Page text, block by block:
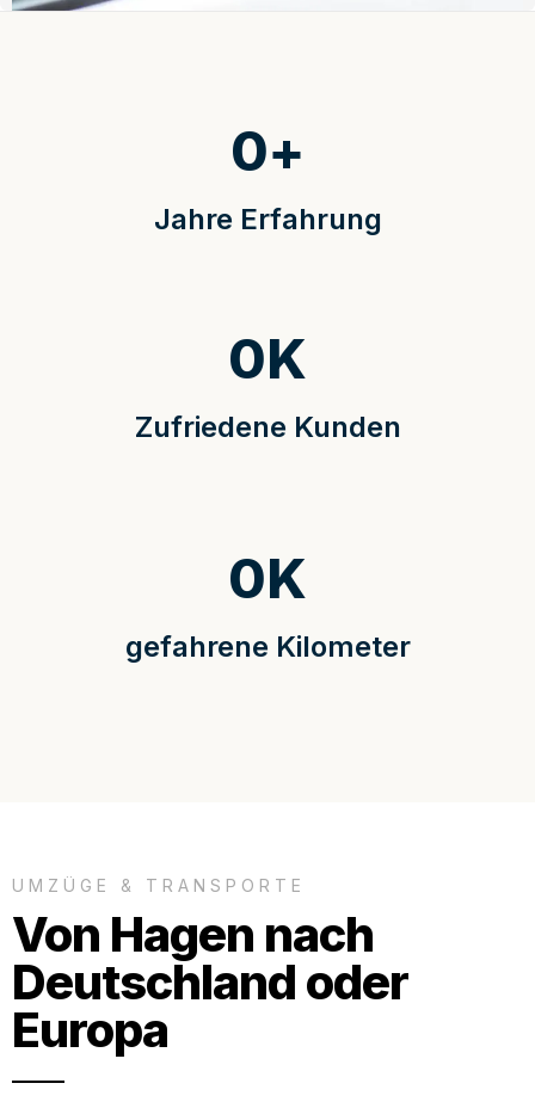
Jahre Erfahrung
0+
Zufriedene Kunden
0K
gefahrene Kilometer
0K
UMZÜGE & TRANSPORTE
Von Hagen nach
Deutschland oder
Europa